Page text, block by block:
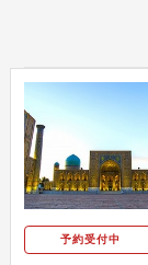
予約受付中